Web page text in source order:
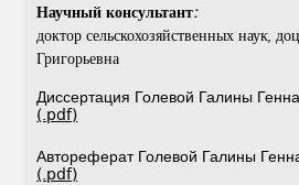
Научный консультант:
доктор сельскохозяйственных наук,
Григорьевна
Диссертация Голевой Галины
(.pdf)
Автореферат Голевой Галины
(.pdf)